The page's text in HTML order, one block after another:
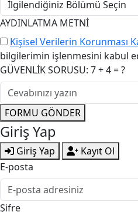
AYDINLATMA METNİ
Kişisel Verilerin Korunması
bilgilerimin işlenmesini kabul
GÜVENLİK SORUSU: 7 + 4 = ?
FORMU GÖNDER
Giriş Yap
Giriş Yap
Kayıt Ol
E-posta
Şifre